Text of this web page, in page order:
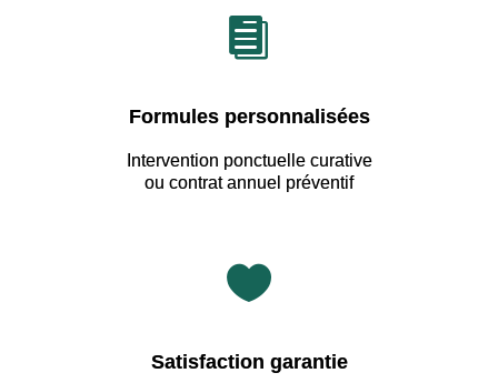

Formules personnalisées
Intervention ponctuelle curative
ou contrat annuel préventif

Satisfaction garantie